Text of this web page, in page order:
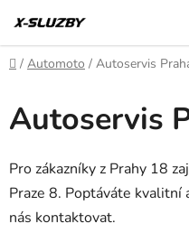
na
obsah
Domů
/ Automoto / Autoservis
Autoservis
Pro zákazníky z Prahy 18
Praze 8. Poptáváte kvalitní
nás kontaktovat.